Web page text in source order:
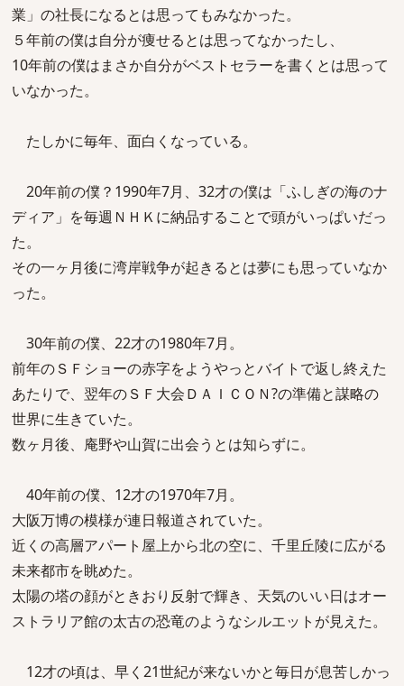
業」の社長になるとは思ってもみなかった。
５年前の僕は自分が痩せるとは思ってなかったし、
10年前の僕はまさか自分がベストセラーを書くとは思って
いなかった。
たしかに毎年、面白くなっている。
20年前の僕？1990年7月、32才の僕は「ふしぎの海のナ
ディア」を毎週ＮＨＫに納品することで頭がいっぱいだっ
た。
その一ヶ月後に湾岸戦争が起きるとは夢にも思っていなか
った。
30年前の僕、22才の1980年7月。
前年のＳＦショーの赤字をようやっとバイトで返し終えた
あたりで、翌年のＳＦ大会ＤＡＩＣＯＮ?の準備と謀略の
世界に生きていた。
数ヶ月後、庵野や山賀に出会うとは知らずに。
40年前の僕、12才の1970年7月。
大阪万博の模様が連日報道されていた。
近くの高層アパート屋上から北の空に、千里丘陵に広がる
未来都市を眺めた。
太陽の塔の顔がときおり反射で輝き、天気のいい日はオー
ストラリア館の太古の恐竜のようなシルエットが見えた。
12才の頃は、早く21世紀が来ないかと毎日が息苦しかっ